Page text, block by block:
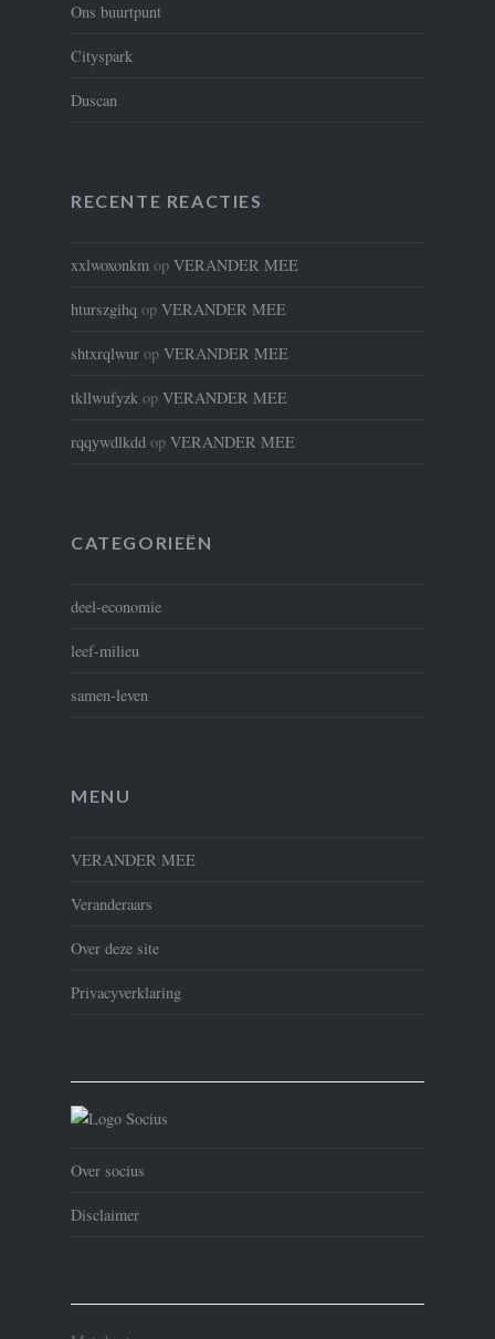
Ons buurtpunt
Cityspark
Duscan
RECENTE REACTIES
xxlwoxonkmop VERANDER MEE
hturszgihq op VERANDER MEE
shtxrqlwurop VERANDER MEE
tkllwufyzkop VERANDER MEE
rqqywdlkddop VERANDER MEE
CATEGORIEËN
deel-economie
leef-milieu
samen-leven
MENU
VERANDER MEE
Veranderaars
Over deze site
Privacyverklaring
Over socius
Disclaimer